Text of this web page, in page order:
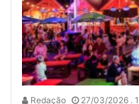
Redação 27/03/2026 .